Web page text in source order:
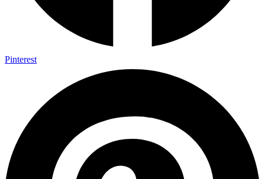
Pinterest